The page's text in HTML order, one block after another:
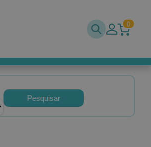
0
Pesquisar